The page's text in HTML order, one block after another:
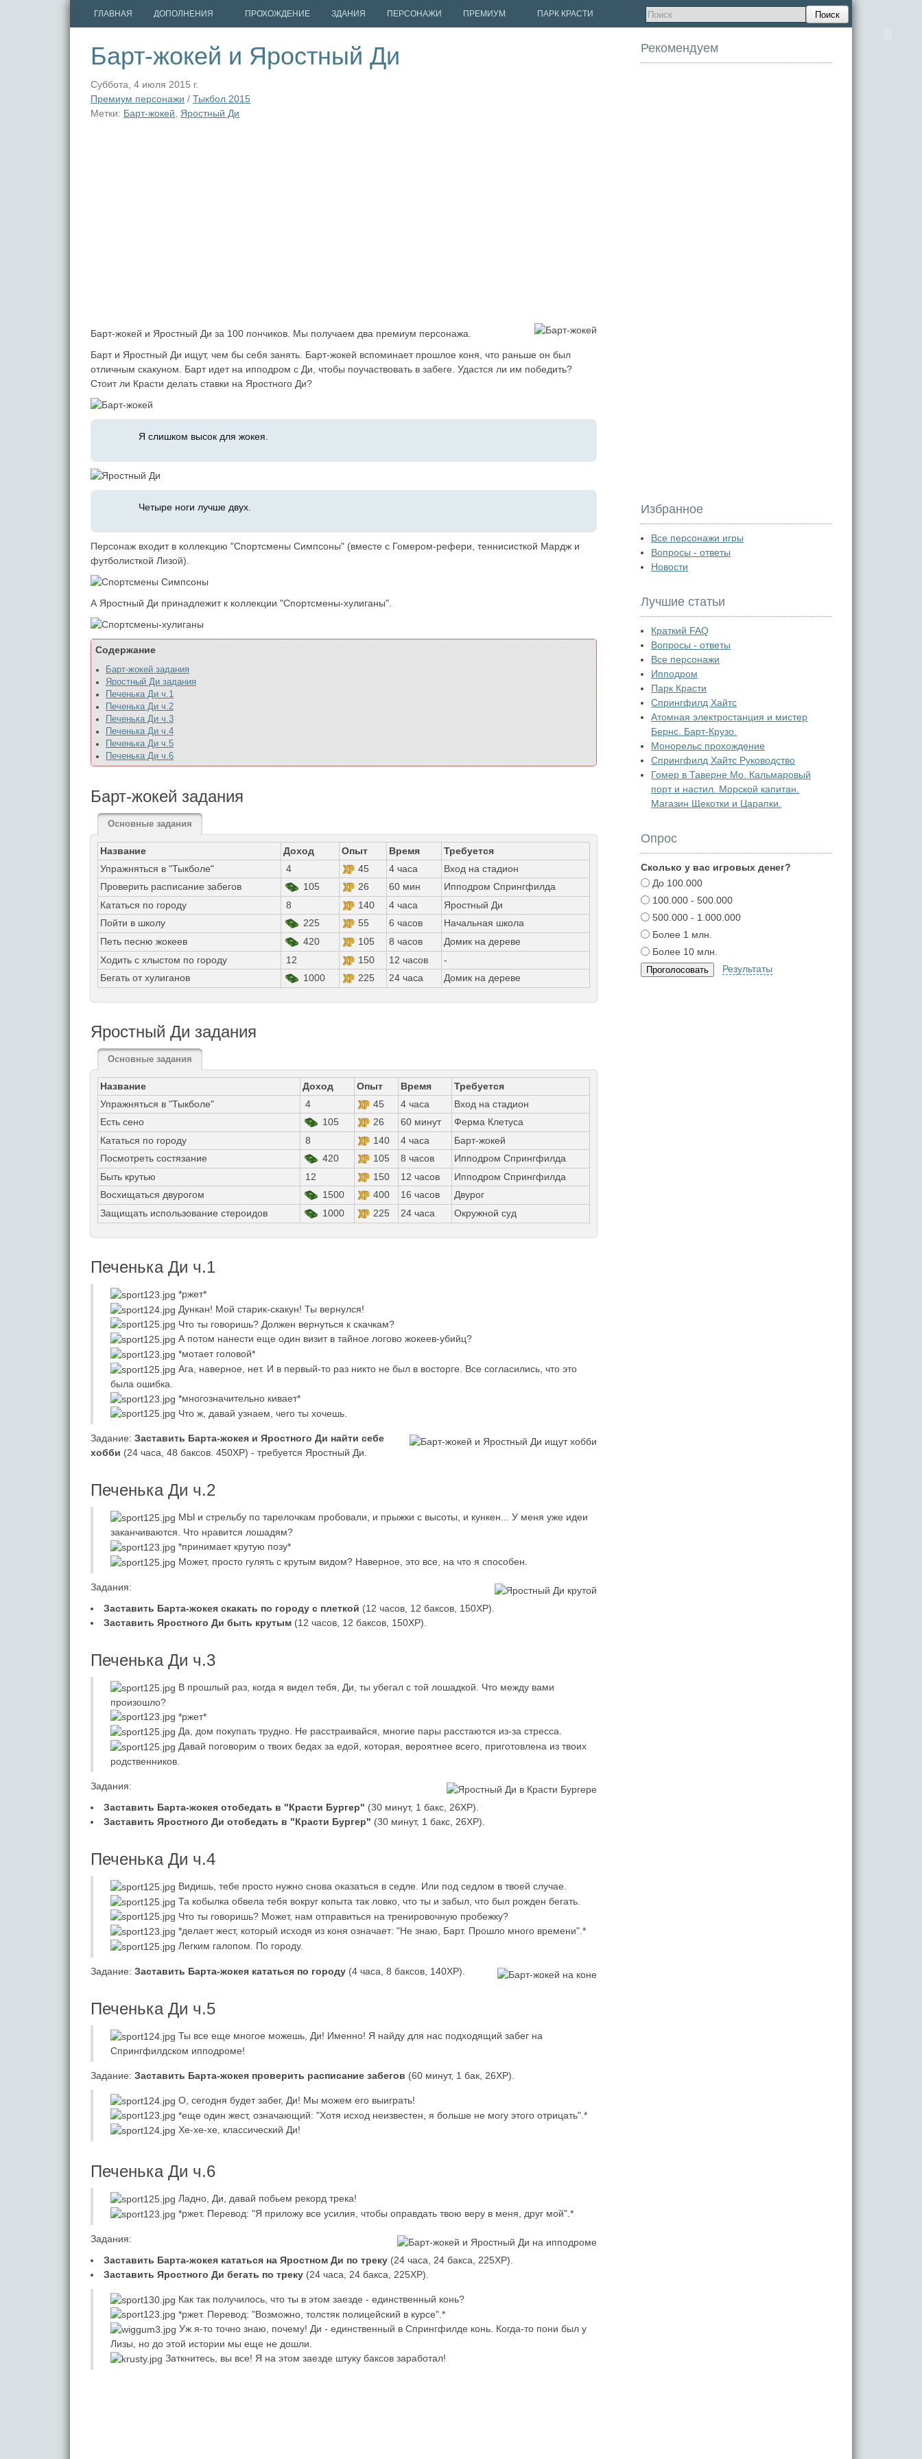
ГЛАВНАЯ ДОПОЛНЕНИЯ ПРОХОЖДЕНИЕ ЗДАНИЯ ПЕРСОНАЖИ ПРЕМИУМ ПАРК КРАСТИ Поиск
Барт-жокей и Яростный Ди
Суббота, 4 июля 2015 г.
Премиум персонажи / Тыкбол 2015
Метки: Барт-жокей Яростный Ди
Барт-жокей и Яростный Ди за 100 пончиков. Мы получаем два премиум персонажа.
Барт и Яростный Ди ищут, чем бы себя занять. Барт-жокей вспоминает прошлое коня, что раньше он был
отличным скакуном. Барт идет на ипподром с Ди, чтобы поучаствовать в забеге. Удастся ли им победить?
Стоит ли Красти делать ставки на Яростного Ди?
Я слишком высок для жокея.
Четыре ноги лучше двух.
Персонаж входит в коллекцию "Спортсмены Симпсоны" (вместе с Гомером-рефери, теннисисткой Мардж и
футболисткой Лизой).
А Яростный Ди принадлежит к коллекции "Спортсмены-хулиганы".
Содержание
Барт-жокей задания
Яростный Ди задания
Печенька Ди ч.1
Печенька Ди ч.2
Печенька Ди ч.3
Печенька Ди ч.4
Печенька Ди ч.5
Печенька Ди ч.6
Барт-жокей задания
Основные задания
Название Доход Опыт Время
Требуется
Упражняться в "Тыкболе"
4 45 4 часа
Вход на стадион
Проверить расписание забегов
105 26 60 мин
Ипподром Спрингфилда
Кататься по городу
8 140 4 часа
Яростный Ди
Пойти в школу
225 55 6 часов
Начальная школа
Петь песню жокеев
420 105 8 часов
Домик на дереве
Ходить с хлыстом по городу
12 150 12 часов
-
Бегать от хулиганов
1000 225 24 часа Домик на дереве
Яростный Ди задания
Основные задания
Название Доход Опыт Время
Требуется
Упражняться в "Тыкболе"
4 45 4 часа
Вход на стадион
Есть сено
105 26 60 минут
Ферма Клетуса
Кататься по городу
8 140 4 часа
Барт-жокей
Посмотреть состязание
420 105 8 часов
Ипподром Спрингфилда
Быть крутью
12 150 12 часов
Ипподром Спрингфилда
Восхищаться двурогом
1500 400 16 часов
Двурог
Защищать использование стероидов
1000 225 24 часа Окружной суд
Печенька Ди ч.1
*ржет*
Дункан! Мой старик-скакун! Ты вернулся!
Что ты говоришь? Должен вернуться к скачкам?
А потом нанести еще один визит в тайное логово жокеев-убийц?
*мотает головой*
Ага, наверное, нет. И в первый-то раз никто не был в восторге. Все согласились, что это
была ошибка.
*многозначительно кивает*
Что ж, давай узнаем, чего ты хочешь.
Задание: Заставить Барта-жокея и Яростного Ди найти себе
хобби (24 часа, 48 баксов. 450XP) - требуется Яростный Ди.
Печенька Ди ч.2
МЫ и стрельбу по тарелочкам пробовали, и прыжки с высоты, и кункен... У меня уже идеи
заканчиваются. Что нравится лошадям?
*принимает крутую позу*
Может, просто гулять с крутым видом? Наверное, это все, на что я способен.
Задания:
Заставить Барта-жокея скакать по городу с плеткой (12 часов, 12 баксов, 150XP).
Заставить Яростного Ди быть крутым (12 часов, 12 баксов, 150XP).
Печенька Ди ч.3
В прошлый раз, когда я видел тебя, Ди, ты убегал с той лошадкой. Что между вами
произошло?
*ржет*
Да, дом покупать трудно. Не расстраивайся, многие пары расстаются из-за стресса.
Давай поговорим о твоих бедах за едой, которая, вероятнее всего, приготовлена из твоих
родственников.
Задания:
Заставить Барта-жокея отобедать в "Красти Бургер" (30 минут, 1 бакс, 26XP).
Заставить Яростного Ди отобедать в "Красти Бургер" (30 минут, 1 бакс, 26XP).
Печенька Ди ч.4
Видишь, тебе просто нужно снова оказаться в седле. Или под седлом в твоей случае.
Та кобылка обвела тебя вокруг копыта так ловко, что ты и забыл, что был рожден бегать.
Что ты говоришь? Может, нам отправиться на тренировочную пробежку?
*делает жест, который исходя из коня означает: "Не знаю, Барт. Прошло много времени".*
Легким галопом. По городу.
Задание: Заставить Барта-жокея кататься по городу (4 часа, 8 баксов, 140XP).
Печенька Ди ч.5
Ты все еще многое можешь, Ди! Именно! Я найду для нас подходящий забег на
Спрингфилдском ипподроме!
Задание: Заставить Барта-жокея проверить расписание забегов (60 минут, 1 бак, 26XP).
О, сегодня будет забег, Ди! Мы можем его выиграть!
*еще один жест, означающий: "Хотя исход неизвестен, я больше не могу этого отрицать".*
Хе-хе-хе, классический Ди!
Печенька Ди ч.6
Ладно, Ди, давай побьем рекорд трека!
*ржет. Перевод: "Я приложу все усилия, чтобы оправдать твою веру в меня, друг мой".*
Задания:
Заставить Барта-жокея кататься на Яростном Ди по треку (24 часа, 24 бакса, 225XP).
Заставить Яростного Ди бегать по треку (24 часа, 24 бакса, 225XP).
Как так получилось, что ты в этом заезде - единственный конь?
*ржет. Перевод: "Возможно, толстяк полицейский в курсе".*
Уж я-то точно знаю, почему! Ди - единственный в Спрингфилде конь. Когда-то пони был у
Лизы, но до этой истории мы еще не дошли.
Заткнитесь, вы все! Я на этом заезде штуку баксов заработал!
Рекомендуем
Избранное
Все персонажи игры
Вопросы - ответы
Новости
Лучшие статьи
Краткий FAQ
Вопросы - ответы
Все персонажи
Ипподром
Парк Красти
Спрингфилд Хайтс
Атомная электростанция и мистер
Бернс. Барт-Крузо.
Монорельс прохождение
Спрингфилд Хайтс Руководство
Гомер в Таверне Мо. Кальмаровый
порт и настил. Морской капитан.
Магазин Щекотки и Царапки.
Опрос
Сколько у вас игровых денег?
До 100.000
100.000 - 500.000
500.000 - 1.000.000
Более 1 млн.
Более 10 млн.
Результаты